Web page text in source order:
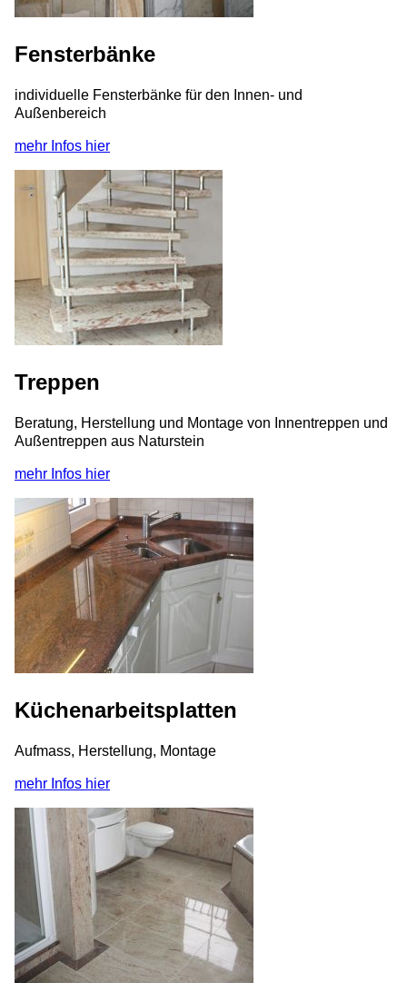
Fensterbänke
individuelle Fensterbänke für den Innen- und
Außenbereich
mehr Infos hier
Treppen
Beratung, Herstellung und Montage von Innentreppen und
Außentreppen aus Naturstein
mehr Infos hier
Küchenarbeitsplatten
Aufmass, Herstellung, Montage
mehr Infos hier